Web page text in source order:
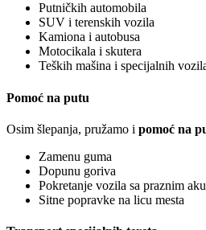
Putničkih automobila
SUV i terenskih vozila
Kamiona i autobusa
Motocikala i skutera
Teških mašina i specijalnih
Pomoć na putu
Osim šlepanja, pružamo i pomoć na
Zamenu guma
Dopunu goriva
Pokretanje vozila sa praznim
Sitne popravke na licu mesta